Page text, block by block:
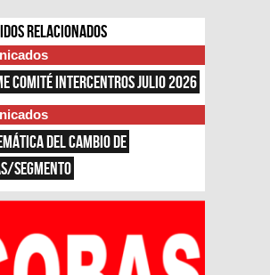
relacionados
COMITÉ INTERCENTROS JULIO 2026
DEL CAMBIO DE
SEGMENTO